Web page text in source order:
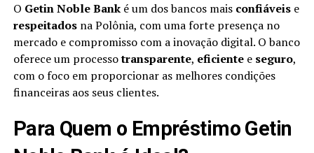
O Getin Noble Banké um dos bancos mais confiáveise
respeitadosna Polônia, com uma forte presença no
mercado e compromisso com a inovação digital. O banco
oferece um processotransparente, eficientee seguro,
com o foco em proporcionar as melhores condições
financeiras aos seus clientes.
Para Quem o Empréstimo Getin